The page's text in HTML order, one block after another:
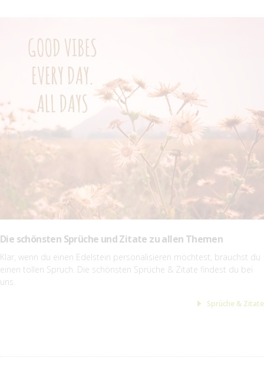
Die schönsten Sprüche und Zitate zu allen Themen
Klar, wenn du einen Edelstein personalisieren möchtest, brauchst du
einen tollen Spruch. Die schönsten Sprüche & Zitate findest du bei
uns.
Sprüche & Zitate